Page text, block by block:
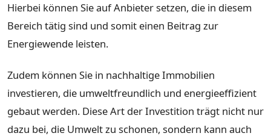
Hierbei können Sie auf Anbieter setzen, die in diesem
Bereich tätig sind und somit einen Beitrag zur
Energiewende leisten.
Zudem können Sie in nachhaltige Immobilien
investieren, die umweltfreundlich und energieeffizient
gebaut werden. Diese Art der Investition trägt nicht nur
dazu bei, die Umwelt zu schonen, sondern kann auch